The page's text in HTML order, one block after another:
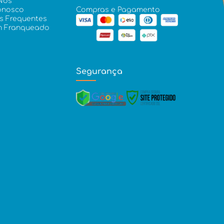
Frequentes
Franqueado
Compras e Pagamento
Segurança